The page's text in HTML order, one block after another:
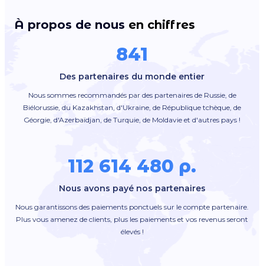
À propos de nous en chiffres
841
Des partenaires du monde entier
Nous sommes recommandés par des partenaires de Russie, de
Biélorussie, du Kazakhstan, d'Ukraine, de République tchèque, de
Géorgie, d'Azerbaïdjan, de Turquie, de Moldavie et d'autres pays !
112 614 480 р.
Nous avons payé nos partenaires
Nous garantissons des paiements ponctuels sur le compte partenaire.
Plus vous amenez de clients, plus les paiements et vos revenus seront
élevés !